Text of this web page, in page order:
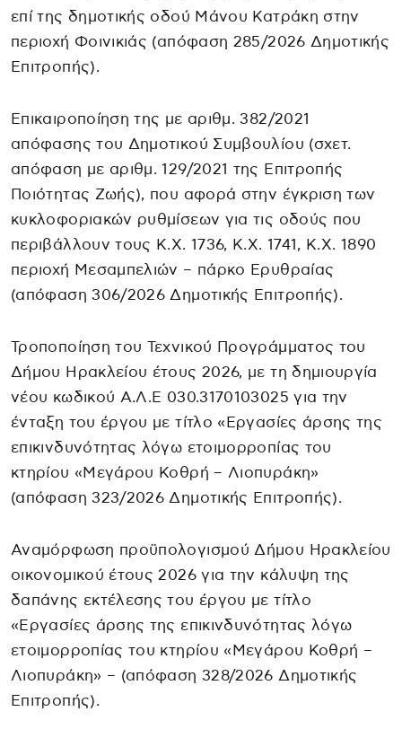
επί της δημοτικής οδού Μάνου Κατράκη στην
περιοχή Φοινικιάς (απόφαση 285/2026 Δημοτικής
Επιτροπής).
Eπικαιροποίηση της με αριθμ. 382/2021
απόφασης του Δημοτικού Συμβουλίου (σχετ.
απόφαση με αριθμ. 129/2021 της Επιτροπής
Ποιότητας Ζωής), που αφορά στην έγκριση των
κυκλοφοριακών ρυθμίσεων για τις οδούς που
περιβάλλουν τους Κ.Χ. 1736, Κ.Χ. 1741, Κ.Χ. 1890
περιοχή Μεσαμπελιών – πάρκο Ερυθραίας
(απόφαση 306/2026 Δημοτικής Επιτροπής).
Τροποποίηση του Τεχνικού Προγράμματος του
Δήμου Ηρακλείου έτους 2026, με τη δημιουργία
νέου κωδικού Α.Λ.Ε 030.3170103025 για την
ένταξη του έργου με τίτλο «Εργασίες άρσης της
επικινδυνότητας λόγω ετοιμορροπίας του
κτηρίου «Μεγάρου Κοθρή – Λιοπυράκη»
(απόφαση 323/2026 Δημοτικής Επιτροπής).
Αναμόρφωση προϋπολογισμού Δήμου Ηρακλείου
οικονομικού έτους 2026 για την κάλυψη της
δαπάνης εκτέλεσης του έργου με τίτλο
«Εργασίες άρσης της επικινδυνότητας λόγω
ετοιμορροπίας του κτηρίου «Μεγάρου Κοθρή –
Λιοπυράκη» – (απόφαση 328/2026 Δημοτικής
Επιτροπής).